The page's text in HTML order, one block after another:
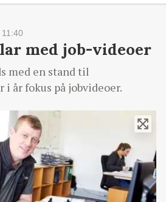
med job-videoer
med en stand til
i år fokus på jobvideoer.